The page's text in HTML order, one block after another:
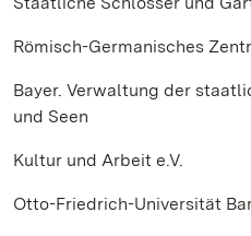
Römisch-Germanisches
Bayer. Verwaltung der
und Seen
Kultur und Arbeit e.V.
Otto-Friedrich-Universität